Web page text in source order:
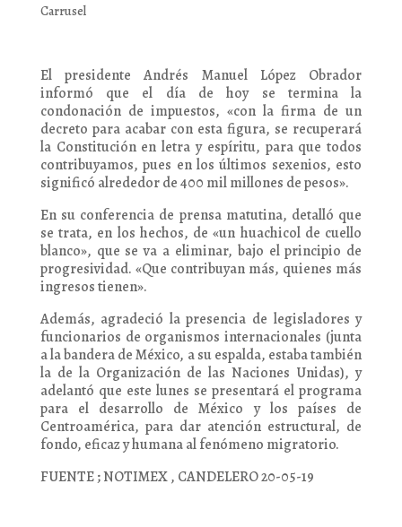
Carrusel
El presidente Andrés Manuel López Obrador
informó que el día de hoy se termina la
condonación de impuestos, «con la firma de un
decreto para acabar con esta figura, se recuperará
la Constitución en letra y espíritu, para que todos
contribuyamos, pues en los últimos sexenios, esto
significó alrededor de 400 mil millones de pesos».
En su conferencia de prensa matutina, detalló que
se trata, en los hechos, de «un huachicol de cuello
blanco», que se va a eliminar, bajo el principio de
progresividad. «Que contribuyan más, quienes más
ingresos tienen».
Además, agradeció la presencia de legisladores y
funcionarios de organismos internacionales (junta
a la bandera de México, a su espalda, estaba también
la de la Organización de las Naciones Unidas), y
adelantó que este lunes se presentará el programa
para el desarrollo de México y los países de
Centroamérica, para dar atención estructural, de
fondo, eficaz y humana al fenómeno migratorio.
FUENTE ; NOTIMEX , CANDELERO 20-05-19